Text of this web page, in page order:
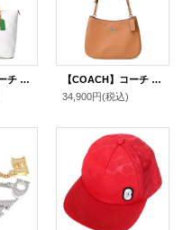
【COACH】コーチ バッグ コーティングキャンパス レザー シグネチャー ギャラリー ストライプ ジップトートバッグ チャークマルチ〔日本未発売〕
【COACH】コーチ スムースレザー ペネロペ ロゴ ショルダー ハンドバッグ ライトサドル(日本未発売）
34,900円(税込)